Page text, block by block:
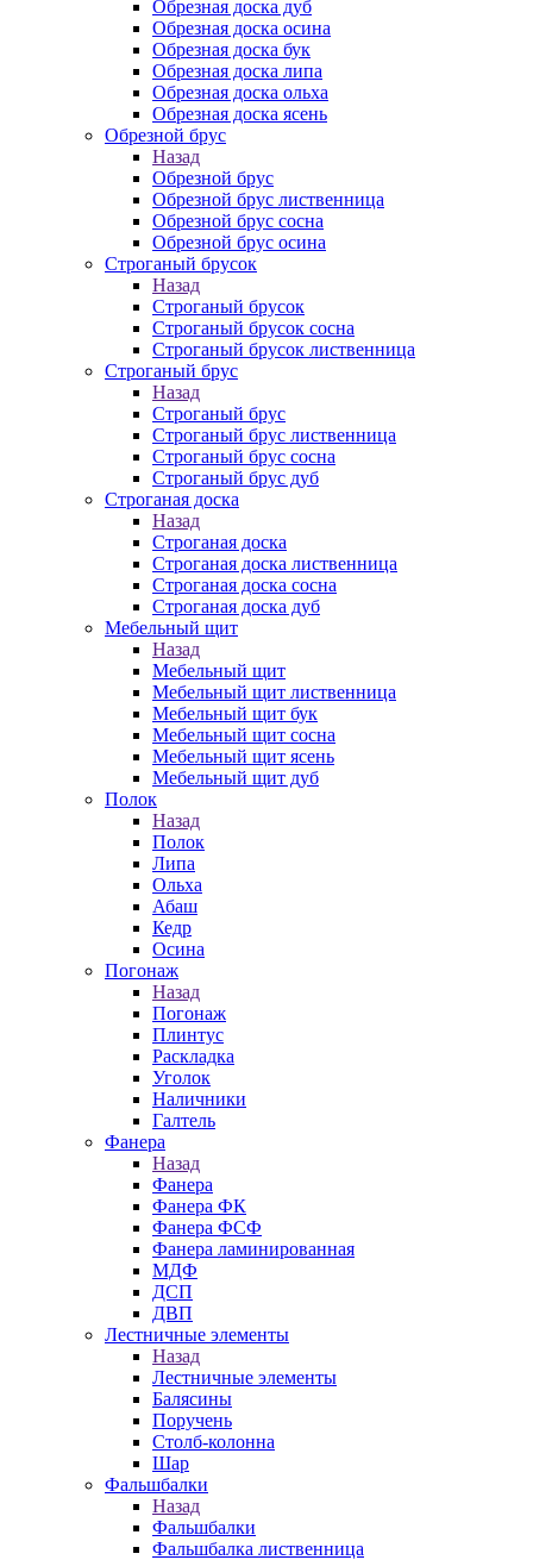
Обрезная доска дуб
Обрезная доска осина
Обрезная доска бук
Обрезная доска липа
Обрезная доска ольха
Обрезная доска ясень
Обрезной брус
Назад
Обрезной брус
Обрезной брус лиственница
Обрезной брус сосна
Обрезной брус осина
Строганый брусок
Назад
Строганый брусок
Строганый брусок сосна
Строганый брусок лиственница
Строганый брус
Назад
Строганый брус
Строганый брус лиственница
Строганый брус сосна
Строганый брус дуб
Строганая доска
Назад
Строганая доска
Строганая доска лиственница
Строганая доска сосна
Строганая доска дуб
Мебельный щит
Назад
Мебельный щит
Мебельный щит лиственница
Мебельный щит бук
Мебельный щит сосна
Мебельный щит ясень
Мебельный щит дуб
Полок
Назад
Полок
Липа
Ольха
Абаш
Кедр
Осина
Погонаж
Назад
Погонаж
Плинтус
Раскладка
Уголок
Наличники
Галтель
Фанера
Назад
Фанера
Фанера ФК
Фанера ФСФ
Фанера ламинированная
МДФ
ДСП
ДВП
Лестничные элементы
Назад
Лестничные элементы
Балясины
Поручень
Столб-колонна
Шар
Фальшбалки
Назад
Фальшбалки
Фальшбалка лиственница